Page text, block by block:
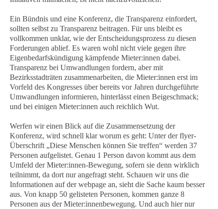
Ein Bündnis und eine Konferenz, die Transparenz einfordert,
sollten selbst zu Transparenz beitragen. Für uns bleibt es
vollkommen unklar, wie der Entscheidungsprozess zu diesen
Forderungen ablief. Es waren wohl nicht viele gegen ihre
Eigenbedarfskündigung kämpfende Mieter:innen dabei.
Transparenz bei Umwandlungen fordern, aber mit
Bezirksstadträten zusammenarbeiten, die Mieter:innen erst im
Vorfeld des Kongresses über bereits vor Jahren durchgeführte
Umwandlungen informieren, hinterlässt einen Beigeschmack;
und bei einigen Mieter:innen auch reichlich Wut.
Werfen wir einen Blick auf die Zusammensetzung der
Konferenz, wird schnell klar worum es geht: Unter der flyer-
Überschrift „Diese Menschen können Sie treffen“ werden 37
Personen aufgelistet. Genau 1 Person davon kommt aus dem
Umfeld der Mieter:innen-Bewegung, sofern sie denn wirklich
teilnimmt, da dort nur angefragt steht. Schauen wir uns die
Informationen auf der webpage an, sieht die Sache kaum besser
aus. Von knapp 50 gelisteten Personen, kommen ganze 8
Personen aus der Mieter:innenbewegung. Und auch hier nur